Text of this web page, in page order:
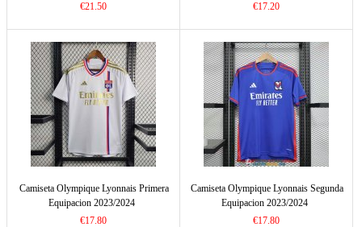
€21.50
€17.20
Camiseta Olympique Lyonnais Primera
Equipacion 2023/2024
€17.80
Camiseta Olympique Lyonnais Segunda
Equipacion 2023/2024
€17.80